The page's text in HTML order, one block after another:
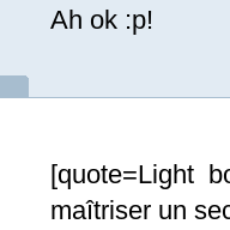
Ah ok :p!
[quote=Light
maîtriser un